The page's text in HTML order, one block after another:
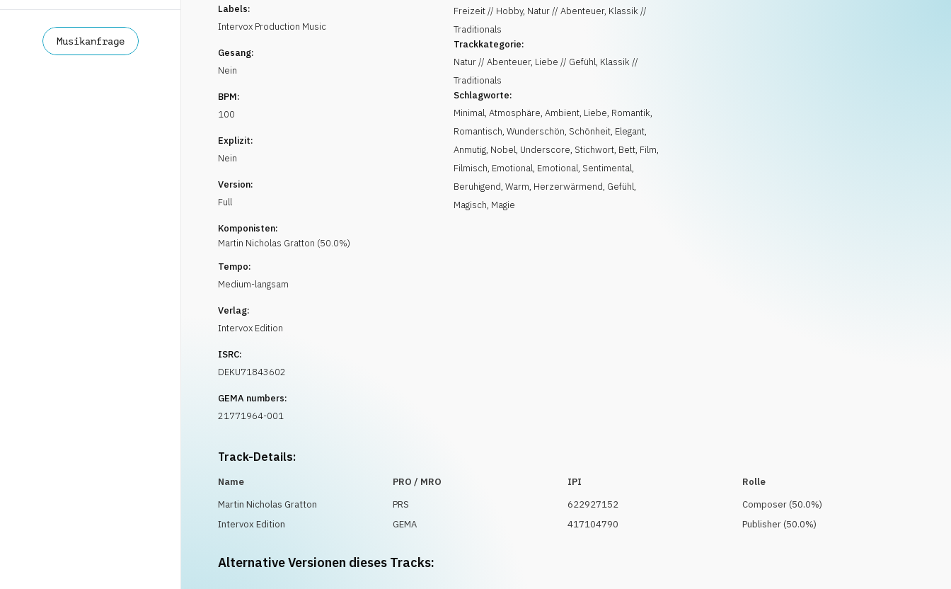
Musikanfrage
Labels:
Intervox Production Music
Gesang:
Nein
BPM:
100
Explizit:
Nein
Version:
Full
Komponisten:
Martin Nicholas Gratton (50.0%)
Tempo:
Medium-langsam
Verlag:
Intervox Edition
ISRC:
DEKU71843602
GEMA numbers:
21771964-001
Freizeit // Hobby, Natur // Abenteuer, Klassik //
Traditionals
Trackkategorie:
Natur // Abenteuer, Liebe // Gefühl, Klassik //
Traditionals
Schlagworte:
Minimal,Atmosphäre,Ambient, Liebe, Romantik,
Romantisch,Wunderschön, Schönheit, Elegant,
Anmutig, Nobel, Underscore, Stichwort, Bett, Film,
Filmisch, Emotional, Emotional, Sentimental,
Beruhigend,Warm, Herzerwärmend, Gefühl,
Magisch, Magie
Track-Details:
Name PRO / MRO IPI
Rolle
Martin Nicholas Gratton
PRS 622927152 Composer(50.0%)
Intervox Edition
GEMA 417104790 Publisher(50.0%)
Alternative Versionen dieses Tracks: